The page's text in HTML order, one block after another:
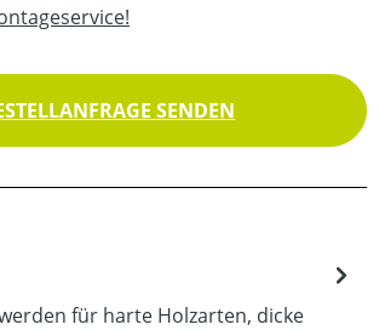
SENDEN
für harte Holzarten, dicke